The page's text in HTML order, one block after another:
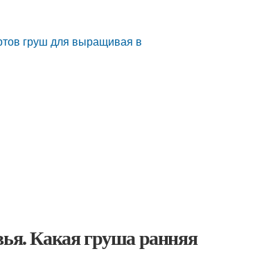
груш для выращивая в
Какая груша ранняя